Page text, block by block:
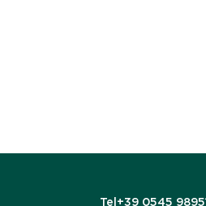
Tel +39 0545